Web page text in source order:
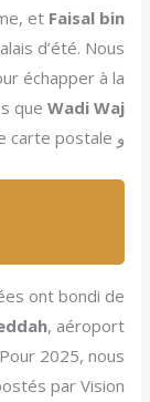
et Faisal bin
d’été. Nous
échapper à la
que Wadi Waj
و carte postale.
ont bondi de
, aéroport
2025, nous
par Vision